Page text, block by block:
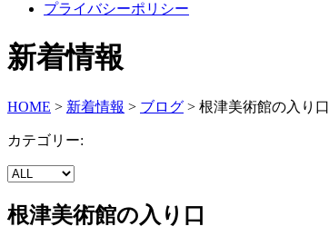
プライバシーポリシー
新着情報
HOME > 新着情報 > ブログ > 根津美術館の入り口
カテゴリー:
根津美術館の入り口